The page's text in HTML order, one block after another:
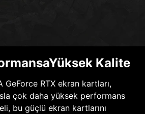
Kalite
GeForce RTX ekran kartları,
çok daha yüksek performans
bu güçlü ekran kartlarını